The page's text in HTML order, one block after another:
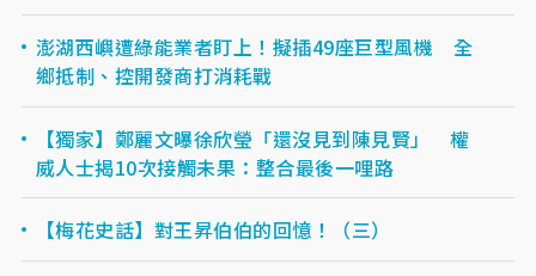
澎湖西嶼遭綠能業者盯上！擬插49座巨型風機 全
鄉抵制、控開發商打消耗戰
【獨家】鄭麗文曝徐欣瑩「還沒見到陳見賢」 權
威人士揭10次接觸未果：整合最後一哩路
【梅花史話】對王昇伯伯的回憶！（三）